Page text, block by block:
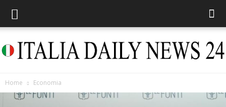
Italia
Home Economia